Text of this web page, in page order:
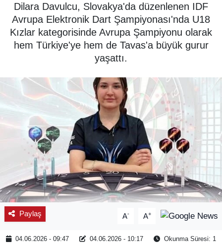
Dilara Davulcu, Slovakya'da düzenlenen IDF
Avrupa Elektronik Dart Şampiyonası'nda U18
Kızlar kategorisinde Avrupa Şampiyonu olarak
hem Türkiye'ye hem de Tavas'a büyük gurur
yaşattı.
Paylaş A- A+
04.06.2026 - 09:47 04.06.2026 - 10:17
Okunma Süresi: 1
ÖZEL HABER
SAĞLIK
ÇEVRE
BİLİM - TEKNOLOJİ
KADIN
KÜLTÜR SANAT
MAGAZİN